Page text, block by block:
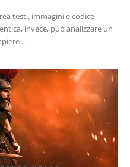
testi, immagini e codice
invece, può analizzare un